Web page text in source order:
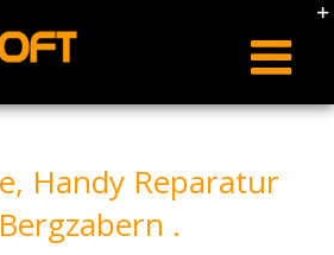
Handy Reparatur
.